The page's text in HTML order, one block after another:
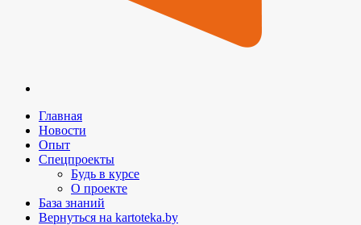
Главная
Новости
Опыт
Спецпроекты
Будь в курсе
О проекте
База знаний
Вернуться на kartoteka.by